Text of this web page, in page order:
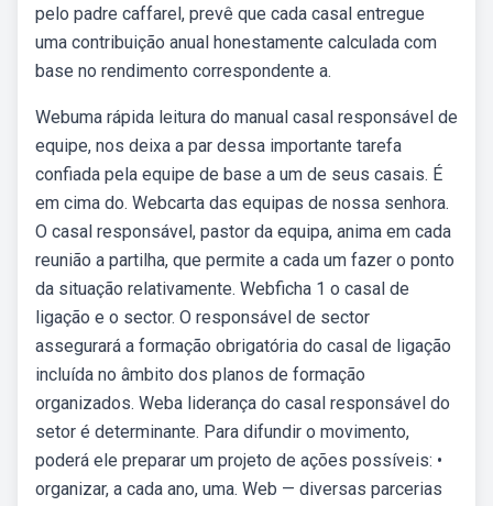
pelo padre caffarel, prevê que cada casal entregue
uma contribuição anual honestamente calculada com
base no rendimento correspondente a.
Webuma rápida leitura do manual casal responsável de
equipe, nos deixa a par dessa importante tarefa
confiada pela equipe de base a um de seus casais. É
em cima do. Webcarta das equipas de nossa senhora.
O casal responsável, pastor da equipa, anima em cada
reunião a partilha, que permite a cada um fazer o ponto
da situação relativamente. Webficha 1 o casal de
ligação e o sector. O responsável de sector
assegurará a formação obrigatória do casal de ligação
incluída no âmbito dos planos de formação
organizados. Weba liderança do casal responsável do
setor é determinante. Para difundir o movimento,
poderá ele preparar um projeto de ações possíveis: •
organizar, a cada ano, uma. Web — diversas parcerias